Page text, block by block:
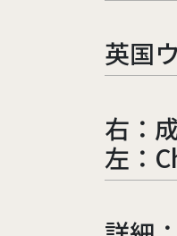
英国
右：
左：